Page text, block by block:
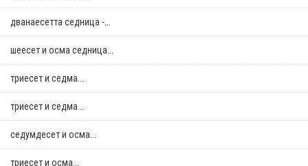
дванаесетта седница -...
шеесет и осма седница...
триесет и седма...
триесет и седма...
седумдесет и осма...
триесет и осма...